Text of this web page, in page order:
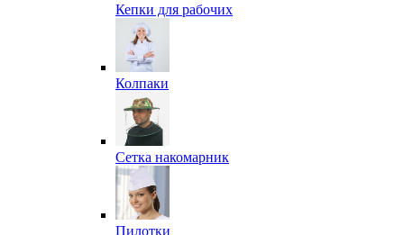
Кепки для рабочих
Колпаки
Сетка накомарник
Пилотки